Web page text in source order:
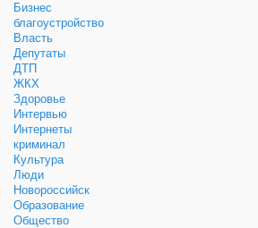
Бизнес
благоустройство
Власть
Депутаты
ДТП
ЖКХ
Здоровье
Интервью
Интернеты
криминал
Культура
Люди
Новороссийск
Образование
Общество